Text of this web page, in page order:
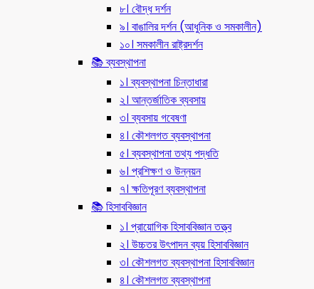
৮। বৌদ্ধ দর্শন
৯। বাঙালির দর্শন (আধুনিক ও সমকালীন)
১০। সমকালীন রাষ্ট্রদর্শন
📚 ব্যবস্থাপনা
১। ব্যবস্থাপনা চিন্তাধারা
২। আন্তর্জাতিক ব্যবসায়
৩। ব্যবসায় গবেষণা
৪। কৌশলগত ব্যবস্থাপনা
৫। ব্যবস্থাপনা তথ্য পদ্ধতি
৬। প্রশিক্ষণ ও উন্নয়ন
৭। ক্ষতিপূরণ ব্যবস্থাপনা
📚 হিসাববিজ্ঞান
১। প্রায়োগিক হিসাববিজ্ঞান তত্ত্ব
২। উচ্চতর উৎপাদন ব্যয় হিসাববিজ্ঞান
৩। কৌশলগত ব্যবস্থাপনা হিসাববিজ্ঞান
৪। কৌশলগত ব্যবস্থাপনা